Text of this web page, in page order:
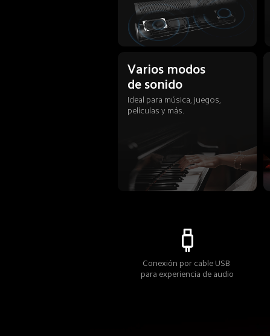
Varios modos
de sonido
Ideal para música, juegos,
películas y más.
Conexión por cable USB
para experiencia de audio